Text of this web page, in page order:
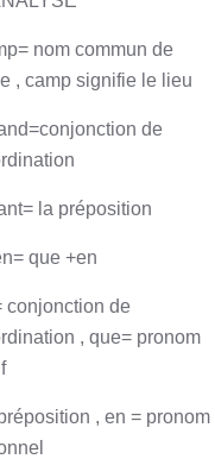
nom commun de
, camp signifie le lieu
de
la préposition
que +en
conjonction de
, que= pronom
, en = pronom